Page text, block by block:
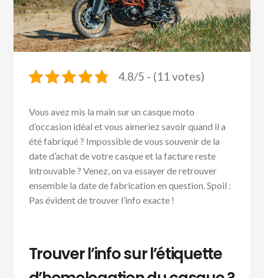
4.8/5 - (11 votes)
Vous avez mis la main sur un casque moto
d’occasion idéal et vous aimeriez savoir quand il a
été fabriqué ? Impossible de vous souvenir de la
date d’achat de votre casque et la facture reste
introuvable ? Venez, on va essayer de retrouver
ensemble la date de fabrication en question. Spoil :
Pas évident de trouver l’info exacte !
Trouver l’info sur l’étiquette